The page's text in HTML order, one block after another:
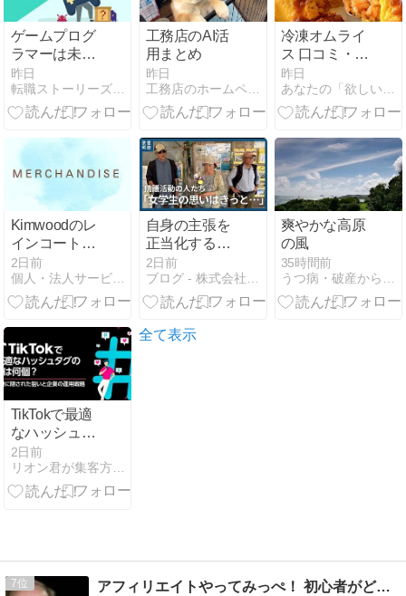
ゲームプログ
ラマーは未経
験でもなれ
る？必要なス
キル・ポート
接の攻略法を
昨日
転職ストーリーズ｜エンジニア特化のIT/Web系情報メディア
工務店のAI活
用まとめ
昨日
工務店のホームページ集客の実践ブログ：年3棟受注するノウハウ
冷凍オムライ
ス 口コミ・評
判｜夕食が作
れない日に助
かる時短ごは
になる点も正
直レビュー
昨日
Kimwoodのレ
インコートが
安心して使う
ことができる
理由について
2日前
個人・法人サービスについての紹介
自身の主張を
正当化するた
めに他者に
「代弁」させ
る！？『イタ
2日前
爽やかな高原
の風
35時間前
TikTokで最適
なハッシュタ
グの数は何
個？制限に隠
された狙いと
2日前
リオン君が集客方法を発信！ホワイトペーパー
全て表示
7 アフィリエイトやってみっぺ！ 初心者がどれだけ稼ぐか実況中…